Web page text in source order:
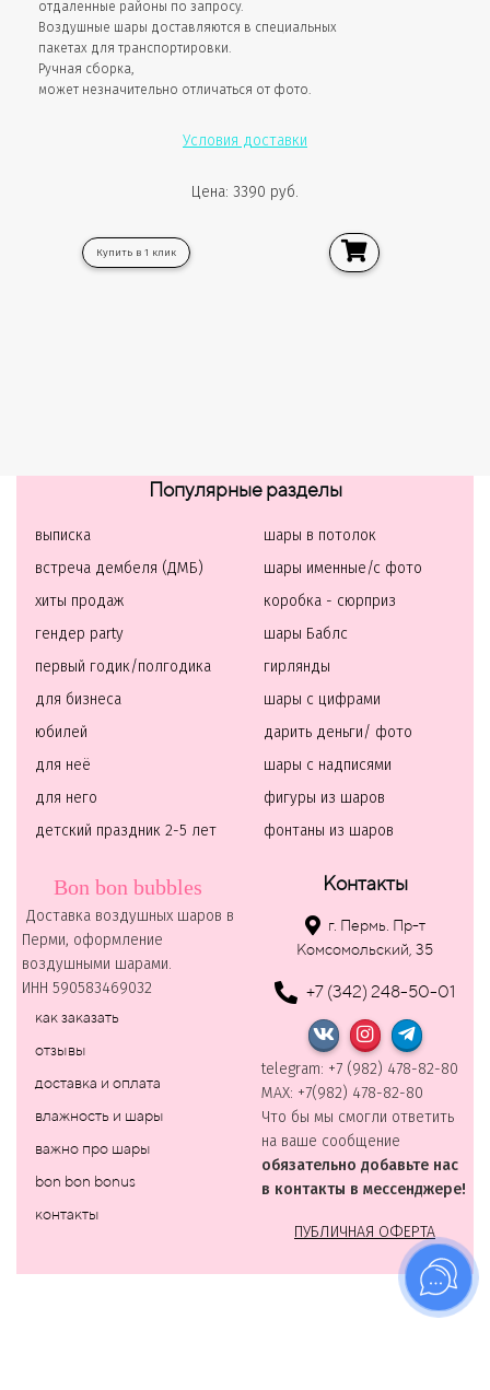
отдаленные районы по запросу.
Воздушные шары доставляются в специальных
пакетах для транспортировки.
Ручная сборка,
может незначительно отличаться от фото.
Условия доставки
Цена: 3390 руб.
Купить в 1 клик
Популярные разделы
выписка
встреча дембеля (ДМБ)
хиты продаж
гендер party
первый годик/полгодика
для бизнеса
юбилей
для неё
для него
детский праздник 2-5 лет
шары в потолок
шары именные/с фото
коробка - сюрприз
шары Баблс
гирлянды
шары с цифрами
дарить деньги/ фото
шары с надписями
фигуры из шаров
фонтаны из шаров
Bon bon bubbles
Доставка воздушных шаров в
Перми, оформление
воздушными шарами.
ИНН 590583469032
как заказать
отзывы
доставка и оплата
влажность и шары
важно про шары
bon bon bonus
контакты
Контакты
г. Пермь. Пр-т
Комсомольский, 35
+7 (342) 248-50-01
telegram: +7 (982) 478-82-80
MAХ: +7(982) 478-82-80
Что бы мы смогли ответить
на ваше сообщение
обязательно добавьте нас
в контакты в мессенджере!
ПУБЛИЧНАЯ ОФЕРТА